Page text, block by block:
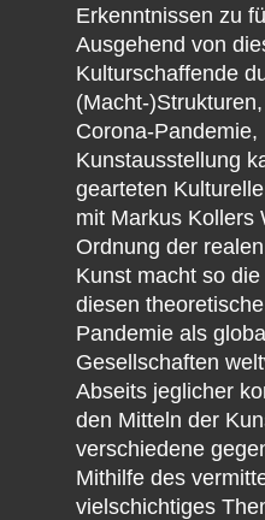
Erkenntnissen zu
Ausgehend von
Kulturschaffende
(Macht-
Corona-
Kunstausstellung
gearteten
mit Markus Kollers
Ordnung der
Kunst macht so
diesen
Pandemie als
Gesellschaften
Abseits jeglicher
den Mitteln der
verschiedene
Mithilfe des
vielschichtiges